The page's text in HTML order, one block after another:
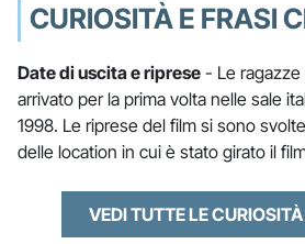
CURIOSITÀ E FRASI
Date di uscita e riprese - Le ragazze
arrivato per la prima volta nelle sale
1998. Le riprese del film si sono
delle location in cui è stato girato il
VEDI TUTTE LE